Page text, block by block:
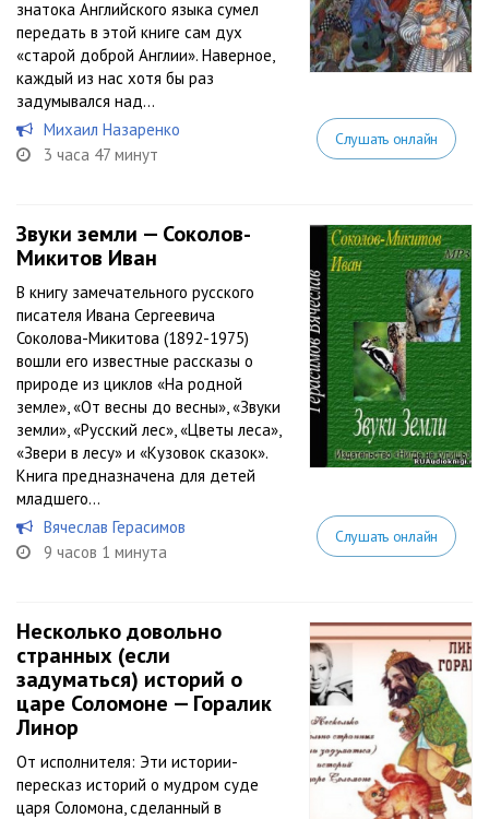
знатока Английского языка сумел
передать в этой книге сам дух
«старой доброй Англии». Наверное,
каждый из нас хотя бы раз
задумывался над...
Михаил Назаренко
3 часа 47 минут
Слушать онлайн
Звуки земли — Соколов-
Микитов Иван
В книгу замечательного русского
писателя Ивана Сергеевича
Соколова-Микитова (1892-1975)
вошли его известные рассказы о
природе из циклов «На родной
земле», «От весны до весны», «Звуки
земли», «Русский лес», «Цветы леса»,
«Звери в лесу» и «Кузовок сказок».
Книга предназначена для детей
младшего...
Вячеслав Герасимов
9 часов 1 минута
Слушать онлайн
Несколько довольно
странных (если
задуматься) историй о
царе Соломоне — Горалик
Линор
От исполнителя: Эти истории-
пересказ историй о мудром суде
царя Соломона, сделанный в